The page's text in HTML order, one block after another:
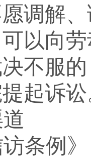
调解
以向
不服
起诉
条例